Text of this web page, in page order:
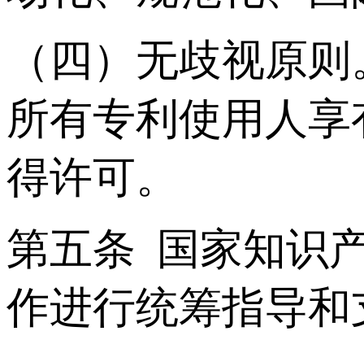
（四）无歧视原
所有专利使用人
得许可。
第五条 国家知识
作进行统筹指导